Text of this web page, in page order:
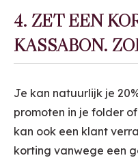
4. ZET EEN
KASSABON.
Je kan natuurlijk je
promoten in je folder
kan ook een klant
korting vanwege een